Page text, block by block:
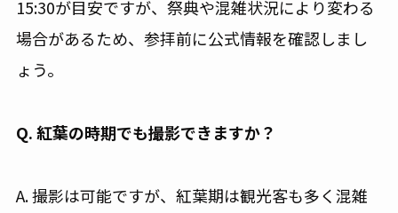
15:30が目安ですが、祭典や混雑状況により変わる
場合があるため、参拝前に公式情報を確認しまし
ょう。
Q. 紅葉の時期でも撮影できますか？
A. 撮影は可能ですが、紅葉期は観光客も多く混雑